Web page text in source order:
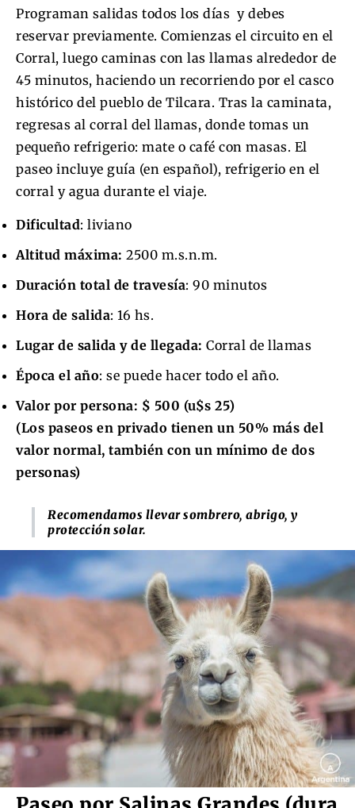
Programan salidas todos los días y debes
reservar previamente. Comienzas el circuito en el
Corral, luego caminas con las llamas alrededor de
45 minutos, haciendo un recorriendo por el casco
histórico del pueblo de Tilcara. Tras la caminata,
regresas al corral del llamas, donde tomas un
pequeño refrigerio: mate o café con masas. El
paseo incluye guía (en español), refrigerio en el
corral y agua durante el viaje.
Dificultad: liviano
Altitud máxima: 2500 m.s.n.m.
Duración total de travesía: 90 minutos
Hora de salida: 16 hs.
Lugar de salida y de llegada: Corral de llamas
Época el año: se puede hacer todo el año.
Valor por persona: $ 500 (u$s 25)
(Los paseos en privado tienen un 50% más del
valor normal, también con un mínimo de dos
personas)
Recomendamos llevar sombrero, abrigo, y
protección solar.